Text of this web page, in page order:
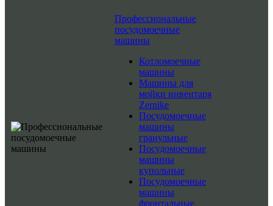
Профессиональные
посудомоечные
машины
Котломоечные
машины
Машины для
мойки инвентаря
Zernike
Посудомоечные
машины
гранульные
Посудомоечные
машины
купольные
Посудомоечные
машины
фронтальные